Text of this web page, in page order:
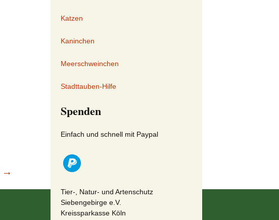
→
Katzen
Kaninchen
Meerschweinchen
Stadttauben-Hilfe
Spenden
Einfach und schnell mit Paypal
Tier-, Natur- und Artenschutz
Siebengebirge e.V.
Kreissparkasse Köln